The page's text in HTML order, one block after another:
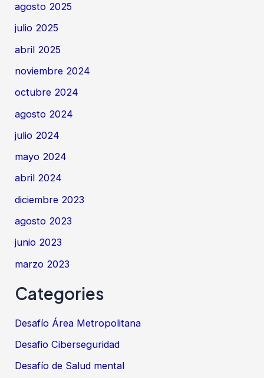
agosto 2025
julio 2025
abril 2025
noviembre 2024
octubre 2024
agosto 2024
julio 2024
mayo 2024
abril 2024
diciembre 2023
agosto 2023
junio 2023
marzo 2023
Categories
Desafío Área Metropolitana
Desafio Ciberseguridad
Desafío de Salud mental